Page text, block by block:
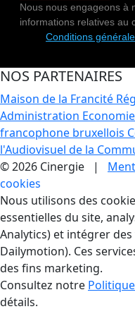
Nous nous engageons à
informations relatives au
Conditions
NOS PARTENAIRES
Maison de la Francité
Administration
francophone bruxellois
l'Audiovisuel de la
© 2026 Cinergie |
cookies
Gestion des
Nous utilisons des
essentielles du site,
Analytics) et intégrer des
Dailymotion). Ces
des fins marketing.
Consultez notre
détails.